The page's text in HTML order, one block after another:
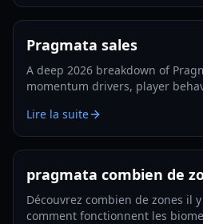
Pragmata sales
A deep 2026 breakdown of
momentum drivers, player
Lire la suite
pragmata combien de
Découvrez combien de zones il
comment fonctionnent les